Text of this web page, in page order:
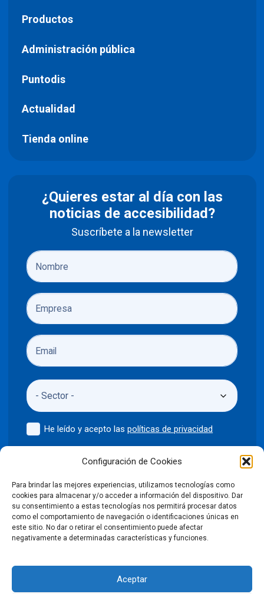
Configuración de Cookies
Para brindar las mejores experiencias, utilizamos tecnologías como
cookies para almacenar y/o acceder a información del dispositivo. Dar
su consentimiento a estas tecnologías nos permitirá procesar datos
como el comportamiento de navegación o identificaciones únicas en
este sitio. No dar o retirar el consentimiento puede afectar
negativamente a determinadas características y funciones.
Aceptar
Productos
Administración pública
Puntodis
Actualidad
Tienda online
¿Quieres estar al día con las
noticias de accesibilidad?
Suscríbete a la newsletter
He leído y acepto laspolíticas de privacidad
Enviar
©2024 Puntodis Política de privacidad Aviso legal
Condiciones Generales de Venta